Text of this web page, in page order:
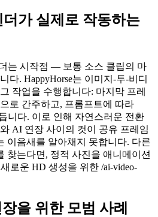
가 실제로 작동하는
는 시작점 — 보통 소스 클립의 마
다. HappyHorse는 이미지-투-비디
작업을 수행합니다: 마지막 프레
로 간주하고, 프롬프트에 따라
니다. 이로 인해 자연스러운 전환
AI 연장 사이의 컷이 공유 프레임
이음새를 알아채지 못합니다. 다른
찾는다면, 정적 사진을 애니메이션
로운 HD 생성을 위한 /ai-video-
을 위한 모범 사례